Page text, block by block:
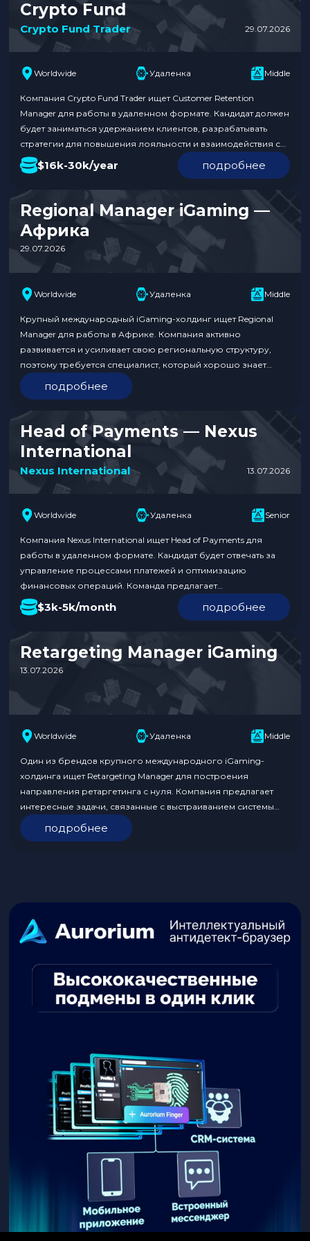
Crypto Fund
Crypto Fund Trader 29.07.2026
Worldwide Удаленка Middle
Компания Crypto Fund Trader ищет Customer Retention
Manager для работы в удаленном формате. Кандидат должен
будет заниматься удержанием клиентов, разрабатывать
стратегии для повышения лояльности и взаимодействия с
клиентами. Уровень зарплаты составляет от $16k до $30k в
год. Это отличная возможность для профессионалов,
желающих развиваться в сфере криптовалют. Обязанности:
Требования к кандидату: Условия: Откликнуться по ссылке….
$16k-30k/year подробнее
Regional Manager iGaming —
Африка
29.07.2026
Worldwide Удаленка Middle
Крупный международный iGaming-холдинг ищет Regional
Manager для работы в Африке. Компания активно
развивается и усиливает свою региональную структуру,
поэтому требуется специалист, который хорошо знает
локальный рынок и сможет стать связующим звеном между
гео и глобальными командами. Кандидат должен иметь опыт
работы в iGaming и понимание специфики африканского
рынка. Работа полностью удаленная, full-time с гибким
подробнее
Head of Payments — Nexus
International
Nexus International 13.07.2026
Worldwide Удаленка Senior
Компания Nexus International ищет Head of Payments для
работы в удаленном формате. Кандидат будет отвечать за
управление процессами платежей и оптимизацию
финансовых операций. Команда предлагает
конкурентоспособную зарплату в диапазоне $3k-5k в
месяц. Заявки принимаются в течение 23 дней.
Обязанности: Требования к кандидату: Условия:
Откликнуться по ссылке. В отклике укажите, что нашли
вакансию на Traffnews. Больше…
$3k-5k/month подробнее
Retargeting Manager iGaming
13.07.2026
Worldwide Удаленка Middle
Один из брендов крупного международного iGaming-
холдинга ищет Retargeting Manager для построения
направления ретаргетинга с нуля. Компания предлагает
интересные задачи, связанные с выстраиванием системы
ретаргетинга и реактивации пользователей, работой с
аудиториями, аналитикой и трекингом. Кандидат должен
подробнее